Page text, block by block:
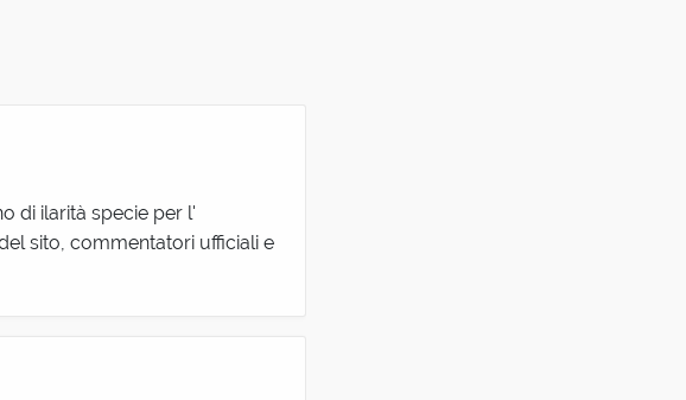
di ilarità specie per l'
sito, commentatori ufficiali e